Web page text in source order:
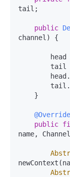
tail;
public
channel)
{
@Override
public
name,